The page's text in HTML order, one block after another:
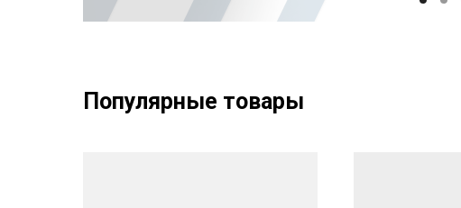
Популярные товары